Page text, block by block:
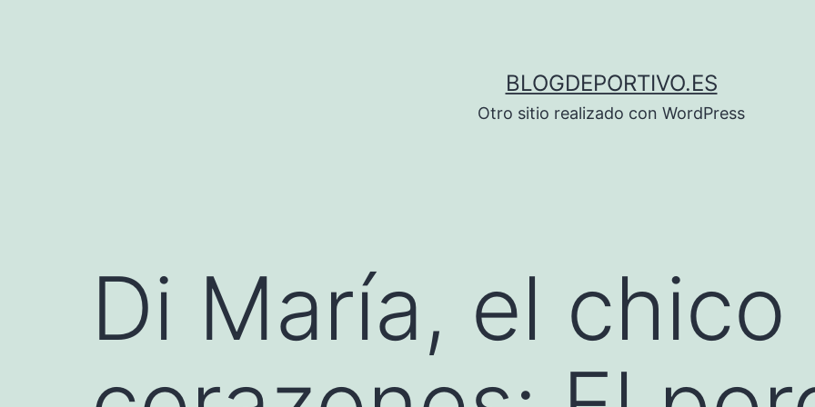
BLOGDEPORTIVO.ES
Otro sitio realizado con WordPress
Di María, el chico